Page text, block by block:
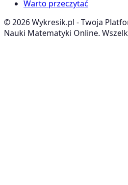
Warto przeczytać
©2026Wykresik.pl - Twoja
Nauki Matematyki Online.